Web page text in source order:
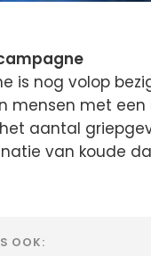
is nog volop
mensen met
aantal
van koude
OOK: